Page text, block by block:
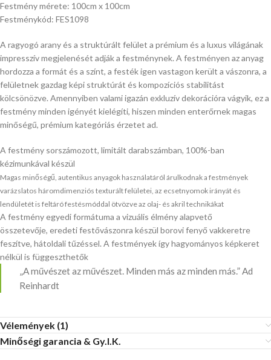
Festmény mérete: 100cm x 100cm
Festménykód: FES1098
A ragyogó arany és a struktúrált felület a prémium és a luxus világának
impresszív megjelenését adják a festménynek. A festményen az anyag
hordozza a formát és a színt, a festék igen vastagon került a vászonra, a
felületnek gazdag képi struktúrát és kompozíciós stabilitást
kölcsönözve. Amennyiben valami igazán exkluzív dekorációra vágyik, ez a
festmény minden igényét kielégíti, hiszen minden enterőrnek magas
minőségű, prémium kategóriás érzetet ad.
A festmény sorszámozott, limitált darabszámban, 100%-ban
kézimunkával készül
Magas minőségű, autentikus anyagok használatáról árulkodnak a festmények
varázslatos háromdimenziós texturált felületei, az ecsetnyomok irányát és
lendületét is feltáró festésmóddal ötvözve az olaj- és akril technikákat
A festmény egyedi formátuma a vizuális élmény alapvető
összetevője, eredeti festővászonra készül borovi fenyő vakkeretre
feszítve, hátoldali tűzéssel. A festmények így hagyományos képkeret
nélkül is függeszthetők
„A művészet az művészet. Minden más az minden más.” Ad
Reinhardt
Vélemények (1)
Minőségi garancia & Gy.I.K.